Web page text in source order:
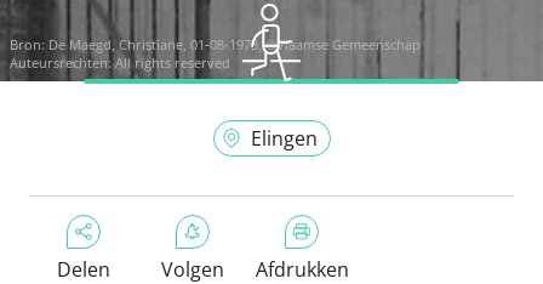
Bron: De Maegd, Christiane, 01-08-1973, ©Vlaamse Gemeenschap
Auteursrechten: All rights reserved
Elingen
Delen Volgen Afdrukken